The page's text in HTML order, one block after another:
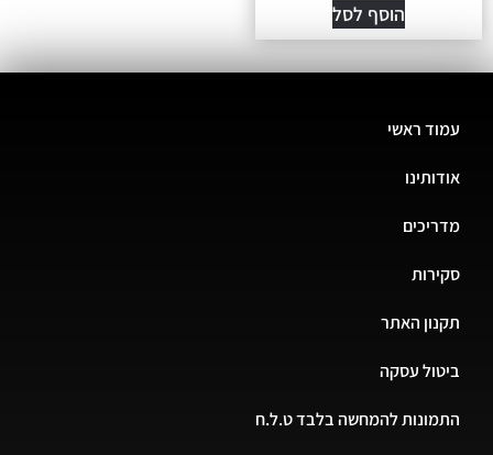
הוסף לסל
עמוד ראשי
אודותינו
מדריכים
סקירות
תקנון האתר
ביטול עסקה
התמונות להמחשה בלבד ט.ל.ח